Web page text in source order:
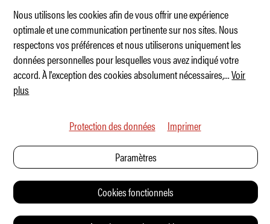
XPENG L03 – À l'assaut du segment moyen
Nous utilisons les cookies afin de vous offrir une expérience
optimale et une communication pertinente sur nos sites. Nous
respectons vos préférences et nous utiliserons uniquement les
données personnelles pour lesquelles vous avez indiqué votre
accord. À l'exception des cookies absolument nécessaires,...Voir
plus
Protection des données Imprimer
Paramètres
Cookies fonctionnels